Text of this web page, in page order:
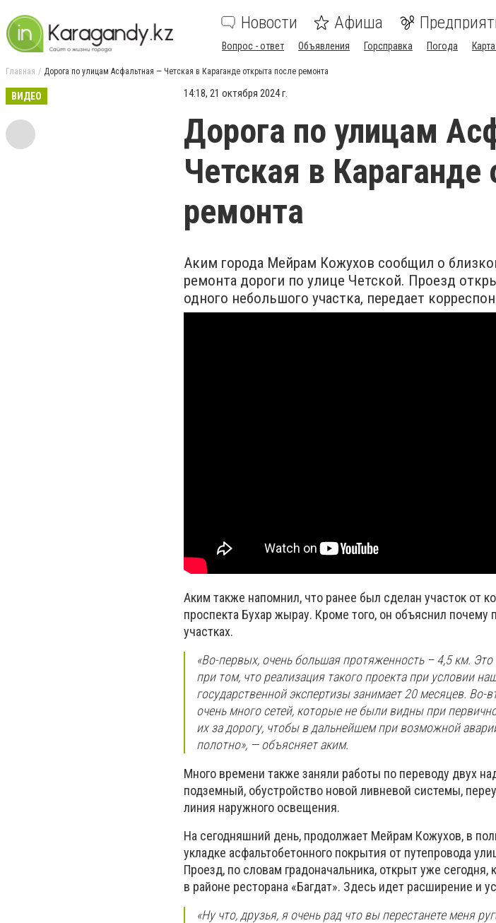
Новости Афиша
Вопрос - ответ Объявления Горсправка Погода
Главная Дорога по улицам Асфальтная — Четская в Караганде открыта после ремонта
ВИДЕО 14:18, 21 октября 2024 г.
Дорога по улицам
Четская в
ремонта
Аким города Мейрам Кожухов сообщил о
ремонта дороги по улице Четской. Проезд
одного небольшого участка, передает
Аким также напомнил, что ранее был сделан участок от
проспекта Бухар жырау. Кроме того, он объяснил почему
участках.
«Во-первых, очень большая протяженность – 4,5 км. Это
при том, что реализация такого проекта при условии
государственной экспертизы занимает 20 месяцев.
очень много сетей, которые не были видны при
их за дорогу, чтобы в дальнейшем при возможной
полотно», — объясняет аким.
Много времени также заняли работы по переводу двух
подземный, обустройство новой ливневой системы,
линия наружного освещения.
На сегодняшний день, продолжает Мейрам Кожухов, в
укладке асфальтобетонного покрытия от путепровода
Проезд, по словам градоначальника, открыт уже сегодня,
в районе ресторана «Багдат». Здесь идет расширение и
«Ну что, друзья, я очень рад что вы перестанете меня